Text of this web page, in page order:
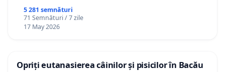
5 281 semnături
71 Semnături / 7 zile
17 May 2026
Opriți eutanasierea câinilor și pisicilor în Bacău